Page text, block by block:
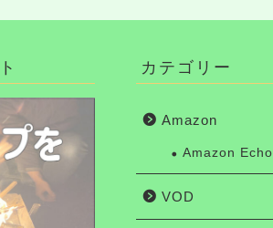
カテゴリー
Amazon
Amazon Echo
VOD